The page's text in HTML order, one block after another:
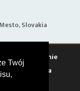
Twój
Slovakia
paliw
Jedzenie
Spotkania